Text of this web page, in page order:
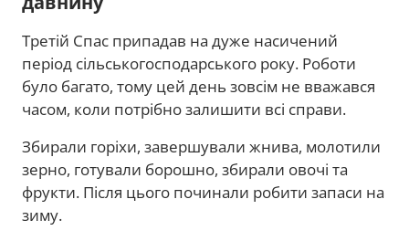
Третій Спас припадав на дуже насичений
період сільськогосподарського року. Роботи
було багато, тому цей день зовсім не вважався
часом, коли потрібно залишити всі справи.
Збирали горіхи, завершували жнива, молотили
зерно, готували борошно, збирали овочі та
фрукти. Після цього починали робити запаси на
зиму.